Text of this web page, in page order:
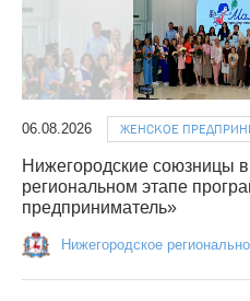
06.08.2026 ЖЕНСКОЕ
Нижегородские союзницы
региональном этапе
предприниматель»
Нижегородское